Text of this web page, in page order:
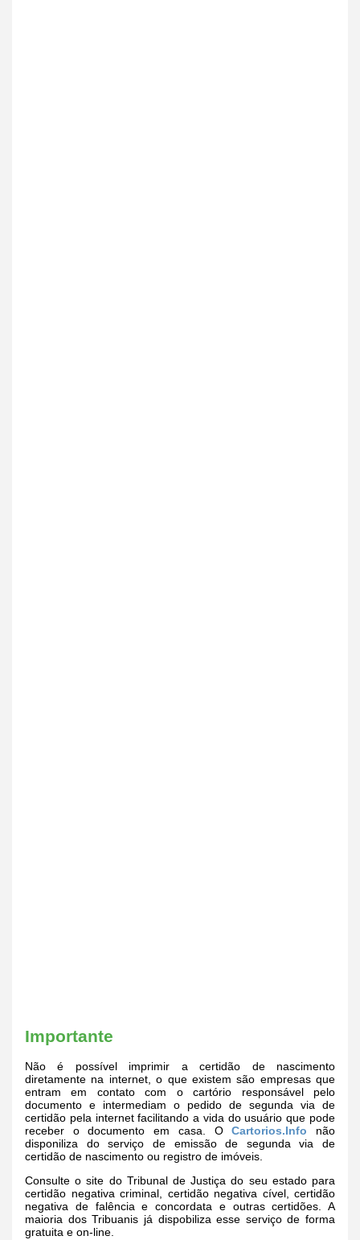
Importante
Não é possível imprimir a certidão de nascimento
diretamente na internet, o que existem são empresas que
entram em contato com o cartório responsável pelo
documento e intermediam o pedido de segunda via de
certidão pela internet facilitando a vida do usuário que pode
receber o documento em casa. OCartorios.Info não
disponiliza do serviço de emissão de segunda via de
certidão de nascimento ou registro de imóveis.
Consulte o site do Tribunal de Justiça do seu estado para
certidão negativa criminal, certidão negativa cível, certidão
negativa de falência e concordata e outras certidões. A
maioria dos Tribuanis já dispobiliza esse serviço de forma
gratuita e on-line.